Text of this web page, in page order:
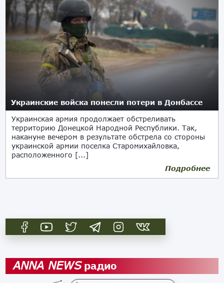
Украинские войска понесли потери в Донбассе
Украинская армия продолжает обстреливать
территорию Донецкой Народной Республики. Так,
накануне вечером в результате обстрела со стороны
украинской армии поселка Старомихайловка,
расположенного [...]
Подробнее
ANNA NEWSрадио